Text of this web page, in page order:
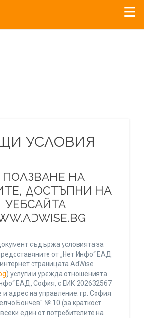
УСЛОВИЯ
ПОЛЗВАНЕ НА
ДОСТЪПНИ НА
УЕБСАЙТА
съдържа условията за
от „Нет Инфо“ ЕАД
страницата AdWise
) услуги и урежда отношенията
ЕАД, София, с ЕИК 202632567,
адрес на управление: гр. София
Бончев" № 10 (за краткост
един от потребителите на